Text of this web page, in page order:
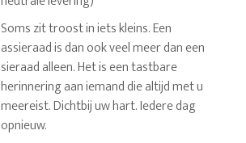
Soms zit troost in iets kleins. Een
assieraad is dan ook veel meer dan een
sieraad alleen. Het is een tastbare
herinnering aan iemand die altijd met u
meereist. Dichtbij uw hart. Iedere dag
opnieuw.